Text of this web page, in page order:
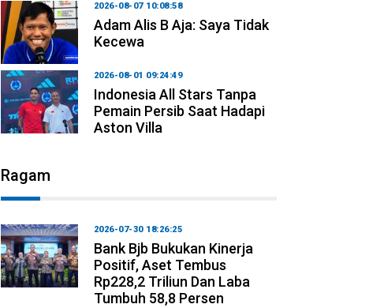
2026-08-07 10:08:58
Adam Alis B Aja: Saya Tidak
Kecewa
2026-08-01 09:24:49
Indonesia All Stars Tanpa
Pemain Persib Saat Hadapi
Aston Villa
Ragam
2026-07-30 18:26:25
Bank Bjb Bukukan Kinerja
Positif, Aset Tembus
Rp228,2 Triliun Dan Laba
Tumbuh 58,8 Persen